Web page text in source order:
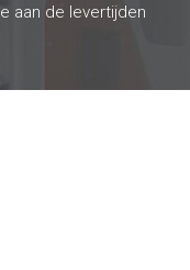
aan de levertijden